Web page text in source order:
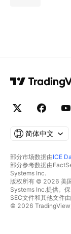
简体中文
部分市场数据由ICE
部分参考数据由
Systems Inc.
版权所有 © 2026 美
Systems Inc.提供。保
SEC文件和其他文件由
© 2026